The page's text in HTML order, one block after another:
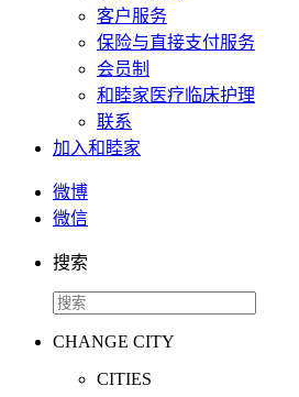
客户服务
保险与直接支付服务
会员制
和睦家医疗临床护理
联系
加入和睦家
微博
微信
搜索
CHANGE CITY
CITIES